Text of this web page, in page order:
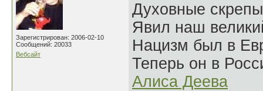
Зарегистрирован: 2006-02-10
Сообщений: 20033
Вебсайт
Духовные
Явил наш
Нацизм был в
Теперь он в
Алиса Деева